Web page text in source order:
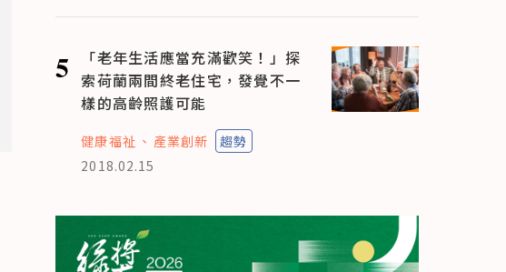
5
「老年生活應當充滿歡笑！」探
索荷蘭兩間終老住宅，發覺不一
樣的高齡照護可能
健康福祉 產業創新
趨勢
2018.02.15